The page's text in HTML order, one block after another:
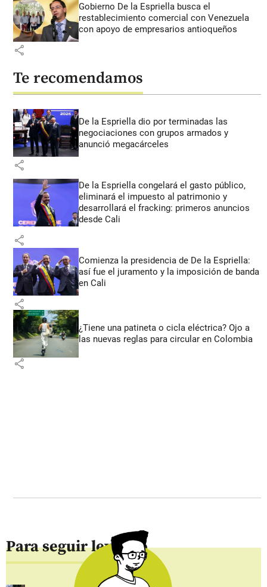
Gobierno De la Espriella busca el
restablecimiento comercial con Venezuela
con apoyo de empresarios antioqueños
share
Te recomendamos
De la Espriella dio por terminadas las
negociaciones con grupos armados y
anunció megacárceles
share
De la Espriella congelará el gasto público,
eliminará el impuesto al patrimonio y
desarrollará el fracking: primeros anuncios
desde Cali
share
Comienza la presidencia de De la Espriella:
así fue el juramento y la imposición de banda
en Cali
share
¿Tiene una patineta o cicla eléctrica? Ojo a
las nuevas reglas para circular en Colombia
share
Para seguir leyendo